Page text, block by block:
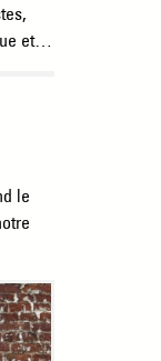
et…
le